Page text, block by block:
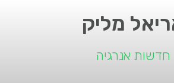
מליק
חדשות אנרגיה